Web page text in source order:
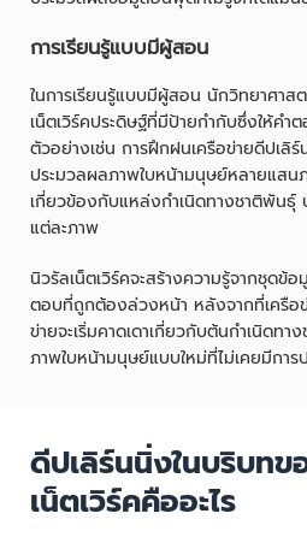
การเรียนรู้แบบมีผู้สอน
ในการเรียนรู้แบบมีผู้สอน นักวิทยาศาส
เน็ตเวิร์คประดิษฐ์ที่มีป้ายกำกับซึ่งให้ค
ตัวอย่างเช่น การฝึกฝนเครือข่ายดีปเลิร์
ประมวลผลภาพใบหน้ามนุษย์หลายแสน
เกี่ยวข้องกับแหล่งกำเนิดทางชาติพันธุ์
แต่ละภาพ
นิวรัลเน็ตเวิร์คจะสร้างความรู้จากชุดข้
ตอบที่ถูกต้องล่วงหน้า หลังจากที่เครือ
ข่ายจะเริ่มคาดเดาเกี่ยวกับต้นกำเนิดท
ภาพใบหน้ามนุษย์แบบใหม่ที่ไม่เคยมีกา
ดีปเลิร์นนิ่งในบริบทข
เน็ตเวิร์คคืออะไร